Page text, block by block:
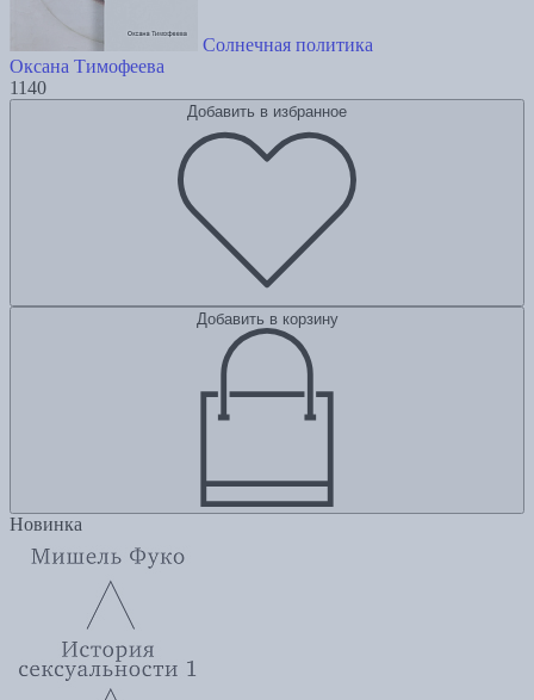
Солнечная политика
Оксана Тимофеева
1140
Добавить в избранное
Добавить в корзину
Новинка